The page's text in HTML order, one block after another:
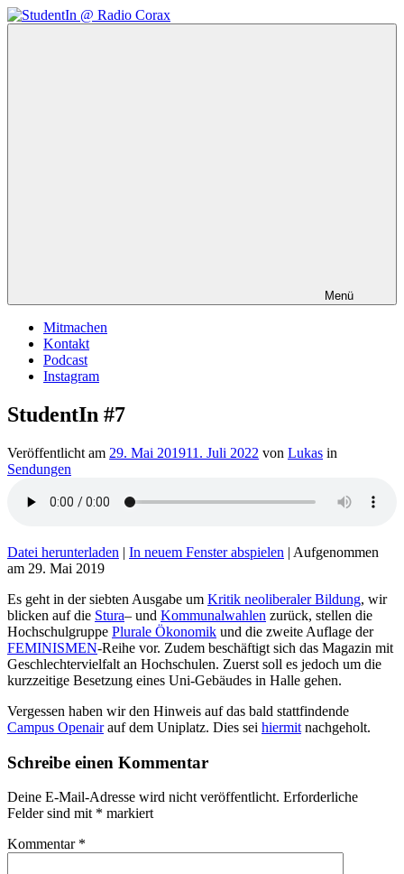
Zum
Inhalt
Menü
Mitmachen
Kontakt
Podcast
Instagram
StudentIn #7
Veröffentlicht am 29. Mai 201911. Juli 2022 von Lukas in
Sendungen
Datei herunterladen | In neuem Fenster abspielen | Aufgenommen
am 29. Mai 2019
Es geht in der siebten Ausgabe um Kritik neoliberaler Bildung, wir
blicken auf die Stura– und Kommunalwahlen zurück, stellen die
Hochschulgruppe Plurale Ökonomik und die zweite Auflage der
FEMINISMEN-Reihe vor. Zudem beschäftigt sich das Magazin mit
Geschlechtervielfalt an Hochschulen. Zuerst soll es jedoch um die
kurzzeitige Besetzung eines Uni-Gebäudes in Halle gehen.
Vergessen haben wir den Hinweis auf das bald stattfindende
Campus Openairauf dem Uniplatz. Dies sei hiermit nachgeholt.
Schreibe einen Kommentar
Deine E-Mail-Adresse wird nicht veröffentlicht. Erforderliche
Felder sind mit * markiert
Kommentar *